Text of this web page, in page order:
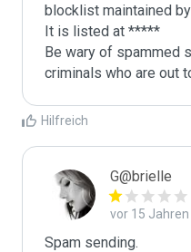
blocklist maintained
It is listed at *****
Be wary of spammed
criminals who are out
Hilfreich
G@brielle
vor 15 Jahren
Spam sending.